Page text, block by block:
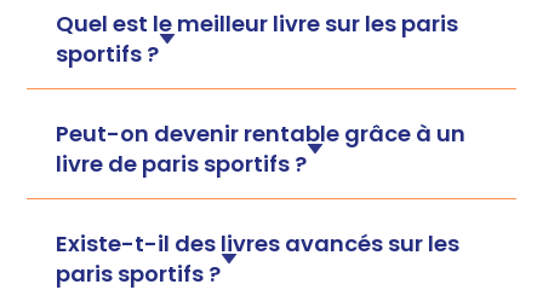
Quel est le meilleur livre sur les paris
sportifs ?
Peut-on devenir rentable grâce à un
livre de paris sportifs ?
Existe-t-il des livres avancés sur les
paris sportifs ?